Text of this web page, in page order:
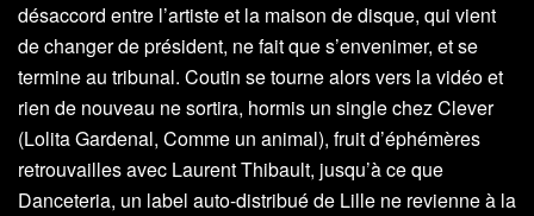
désaccord entre l’artiste et la maison de disque, qui vient
de changer de président, ne fait que s’envenimer, et se
termine au tribunal. Coutin se tourne alors vers la vidéo et
rien de nouveau ne sortira, hormis un single chez Clever
(Lolita Gardenal, Comme un animal), fruit d’éphémères
retrouvailles avec Laurent Thibault, jusqu’à ce que
Danceteria, un label auto-distribué de Lille ne revienne à la